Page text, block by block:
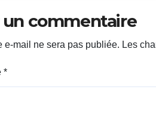
un commentaire
e-mail ne sera pas publiée. Les
*